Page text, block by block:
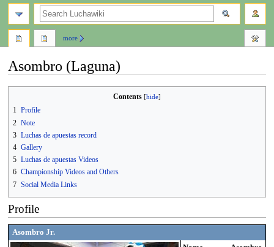
Asombro (Laguna)
to
navigation
to
search
Contents
1 Profile
2 Note
3 Luchas de apuestas record
4 Gallery
5 Luchas de apuestas Videos
6 Championship Videos and Others
7 Social Media Links
Profile
Asombro Jr.
more
search